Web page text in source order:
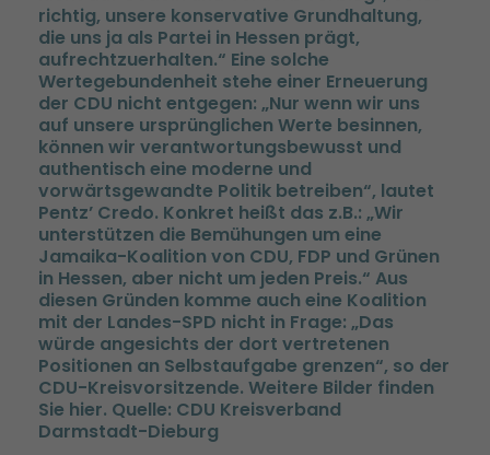
richtig, unsere konservative Grundhaltung,
die uns ja als Partei in Hessen prägt,
aufrechtzuerhalten.“ Eine solche
Wertegebundenheit stehe einer Erneuerung
der CDU nicht entgegen: „Nur wenn wir uns
auf unsere ursprünglichen Werte besinnen,
können wir verantwortungsbewusst und
authentisch eine moderne und
vorwärtsgewandte Politik betreiben“, lautet
Pentz’ Credo. Konkret heißt das z.B.: „Wir
unterstützen die Bemühungen um eine
Jamaika-Koalition von CDU, FDP und Grünen
in Hessen, aber nicht um jeden Preis.“ Aus
diesen Gründen komme auch eine Koalition
mit der Landes-SPD nicht in Frage: „Das
würde angesichts der dort vertretenen
Positionen an Selbstaufgabe grenzen“, so der
CDU-Kreisvorsitzende. Weitere Bilder finden
Sie hier. Quelle: CDU Kreisverband
Darmstadt-Dieburg